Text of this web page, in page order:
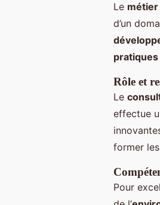
Le métier
d’un
Rôle et
Le
effectue
former
Pour